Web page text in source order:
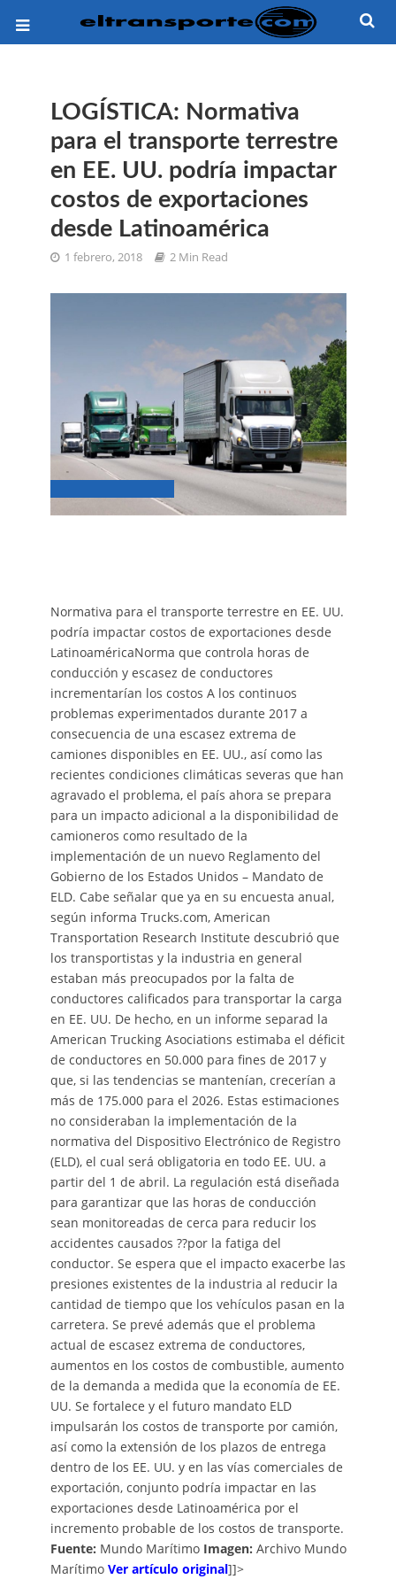
LOGÍSTICA: Normativa
para el transporte terrestre
en EE. UU. podría impactar
costos de exportaciones
desde Latinoamérica
1 febrero, 2018 2 Min Read
Normativa para el transporte terrestre en EE. UU.
podría impactar costos de exportaciones desde
LatinoaméricaNorma que controla horas de
conducción y escasez de conductores
incrementarían los costos A los continuos
problemas experimentados durante 2017 a
consecuencia de una escasez extrema de
camiones disponibles en EE. UU., así como las
recientes condiciones climáticas severas que han
agravado el problema, el país ahora se prepara
para un impacto adicional a la disponibilidad de
camioneros como resultado de la
implementación de un nuevo Reglamento del
Gobierno de los Estados Unidos – Mandato de
ELD. Cabe señalar que ya en su encuesta anual,
según informa Trucks.com, American
Transportation Research Institute descubrió que
los transportistas y la industria en general
estaban más preocupados por la falta de
conductores calificados para transportar la carga
en EE. UU. De hecho, en un informe separad la
American Trucking Asociations estimaba el déficit
de conductores en 50.000 para fines de 2017 y
que, si las tendencias se mantenían, crecerían a
más de 175.000 para el 2026. Estas estimaciones
no consideraban la implementación de la
normativa del Dispositivo Electrónico de Registro
(ELD), el cual será obligatoria en todo EE. UU. a
partir del 1 de abril. La regulación está diseñada
para garantizar que las horas de conducción
sean monitoreadas de cerca para reducir los
accidentes causados ??por la fatiga del
conductor. Se espera que el impacto exacerbe las
presiones existentes de la industria al reducir la
cantidad de tiempo que los vehículos pasan en la
carretera. Se prevé además que el problema
actual de escasez extrema de conductores,
aumentos en los costos de combustible, aumento
de la demanda a medida que la economía de EE.
UU. Se fortalece y el futuro mandato ELD
impulsarán los costos de transporte por camión,
así como la extensión de los plazos de entrega
dentro de los EE. UU. y en las vías comerciales de
exportación, conjunto podría impactar en las
exportaciones desde Latinoamérica por el
incremento probable de los costos de transporte.
Fuente: Mundo Marítimo Imagen: Archivo Mundo
Marítimo Ver artículo original]]>